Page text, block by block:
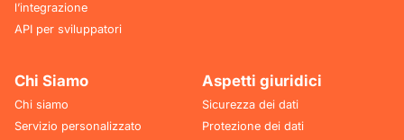
l’integrazione
API per sviluppatori
Chi Siamo
Chi siamo
Servizio personalizzato
Aspetti giuridici
Sicurezza dei dati
Protezione dei dati